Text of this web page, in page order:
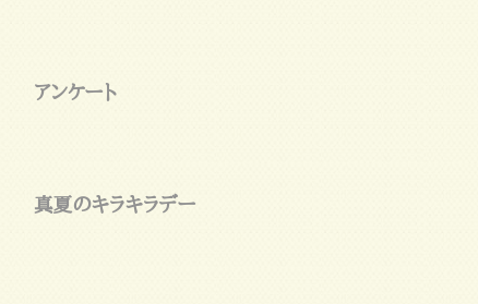
アンケート
真夏のキラキラデー